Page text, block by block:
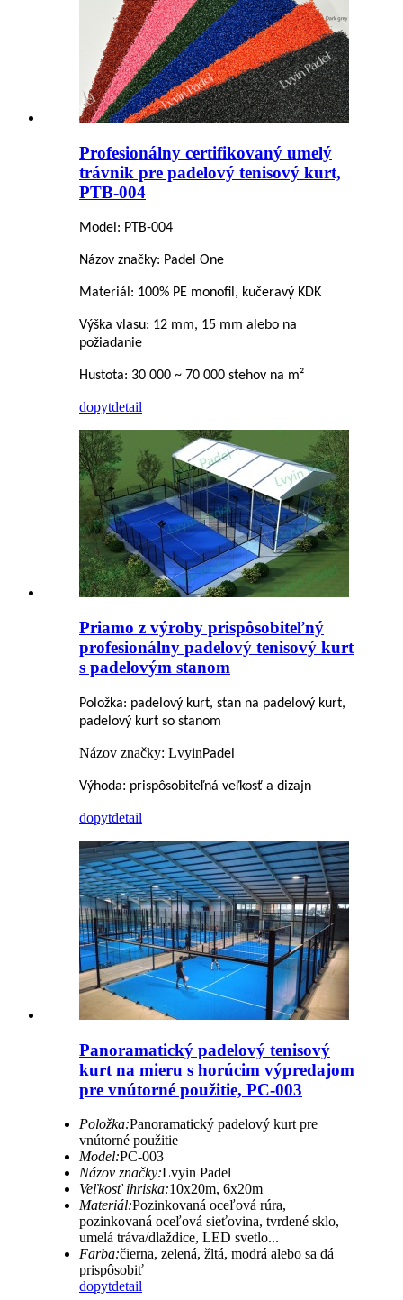
Profesionálny certifikovaný umelý
trávnik pre padelový tenisový kurt,
PTB-004
Model: PTB-004
Názov značky: Padel One
Materiál: 100% PE monofil, kučeravý KDK
Výška vlasu: 12 mm, 15 mm alebo na
požiadanie
Hustota: 30 000 ~ 70 000 stehov na m²
dopytdetail
Priamo z výroby prispôsobiteľný
profesionálny padelový tenisový kurt
s padelovým stanom
Položka: padelový kurt, stan na padelový kurt,
padelový kurt so stanom
Názov značky: LvyinPadel
Výhoda: prispôsobiteľná veľkosť a dizajn
dopytdetail
Panoramatický padelový tenisový
kurt na mieru s horúcim výpredajom
pre vnútorné použitie, PC-003
Položka:Panoramatický padelový kurt pre
vnútorné použitie
Model:PC-003
Názov značky:Lvyin Padel
Veľkosť ihriska:10x20m, 6x20m
Materiál:Pozinkovaná oceľová rúra,
pozinkovaná oceľová sieťovina, tvrdené sklo,
umelá tráva/dlaždice, LED svetlo...
Farba:čierna, zelená, žltá, modrá alebo sa dá
prispôsobiť
dopytdetail